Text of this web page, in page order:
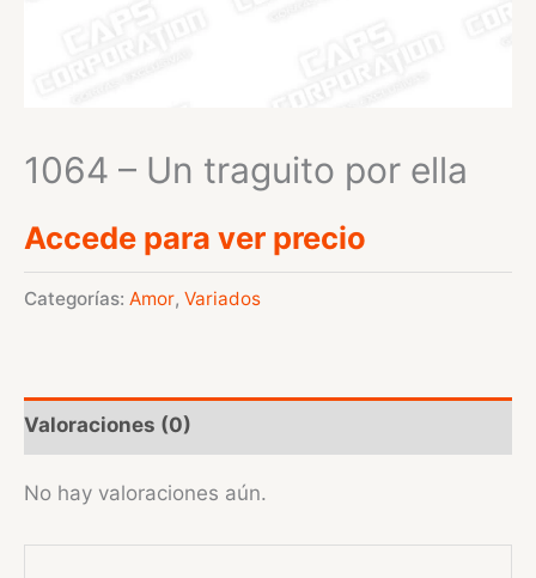
1064 – Un traguito por ella
Accede para ver precio
Categorías: Amor, Variados
Valoraciones (0)
No hay valoraciones aún.